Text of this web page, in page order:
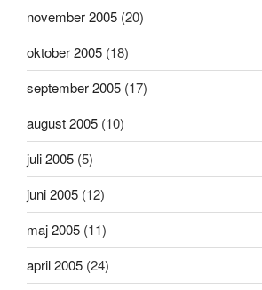
november 2005 (20)
oktober 2005 (18)
september 2005 (17)
august 2005 (10)
juli 2005 (5)
juni 2005 (12)
maj 2005 (11)
april 2005 (24)